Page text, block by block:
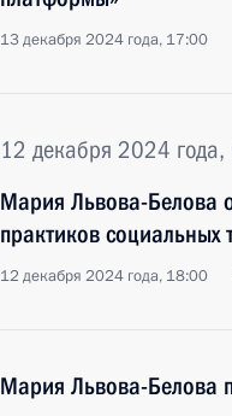
13 декабря 2024 года, 17:00
12 декабря 2024 года,
Мария Львова-Белова
практиков социальных
12 декабря 2024 года, 18:00
Мария Львова-Белова